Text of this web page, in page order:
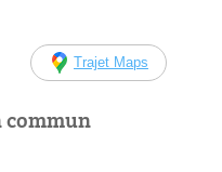
Trajet Maps